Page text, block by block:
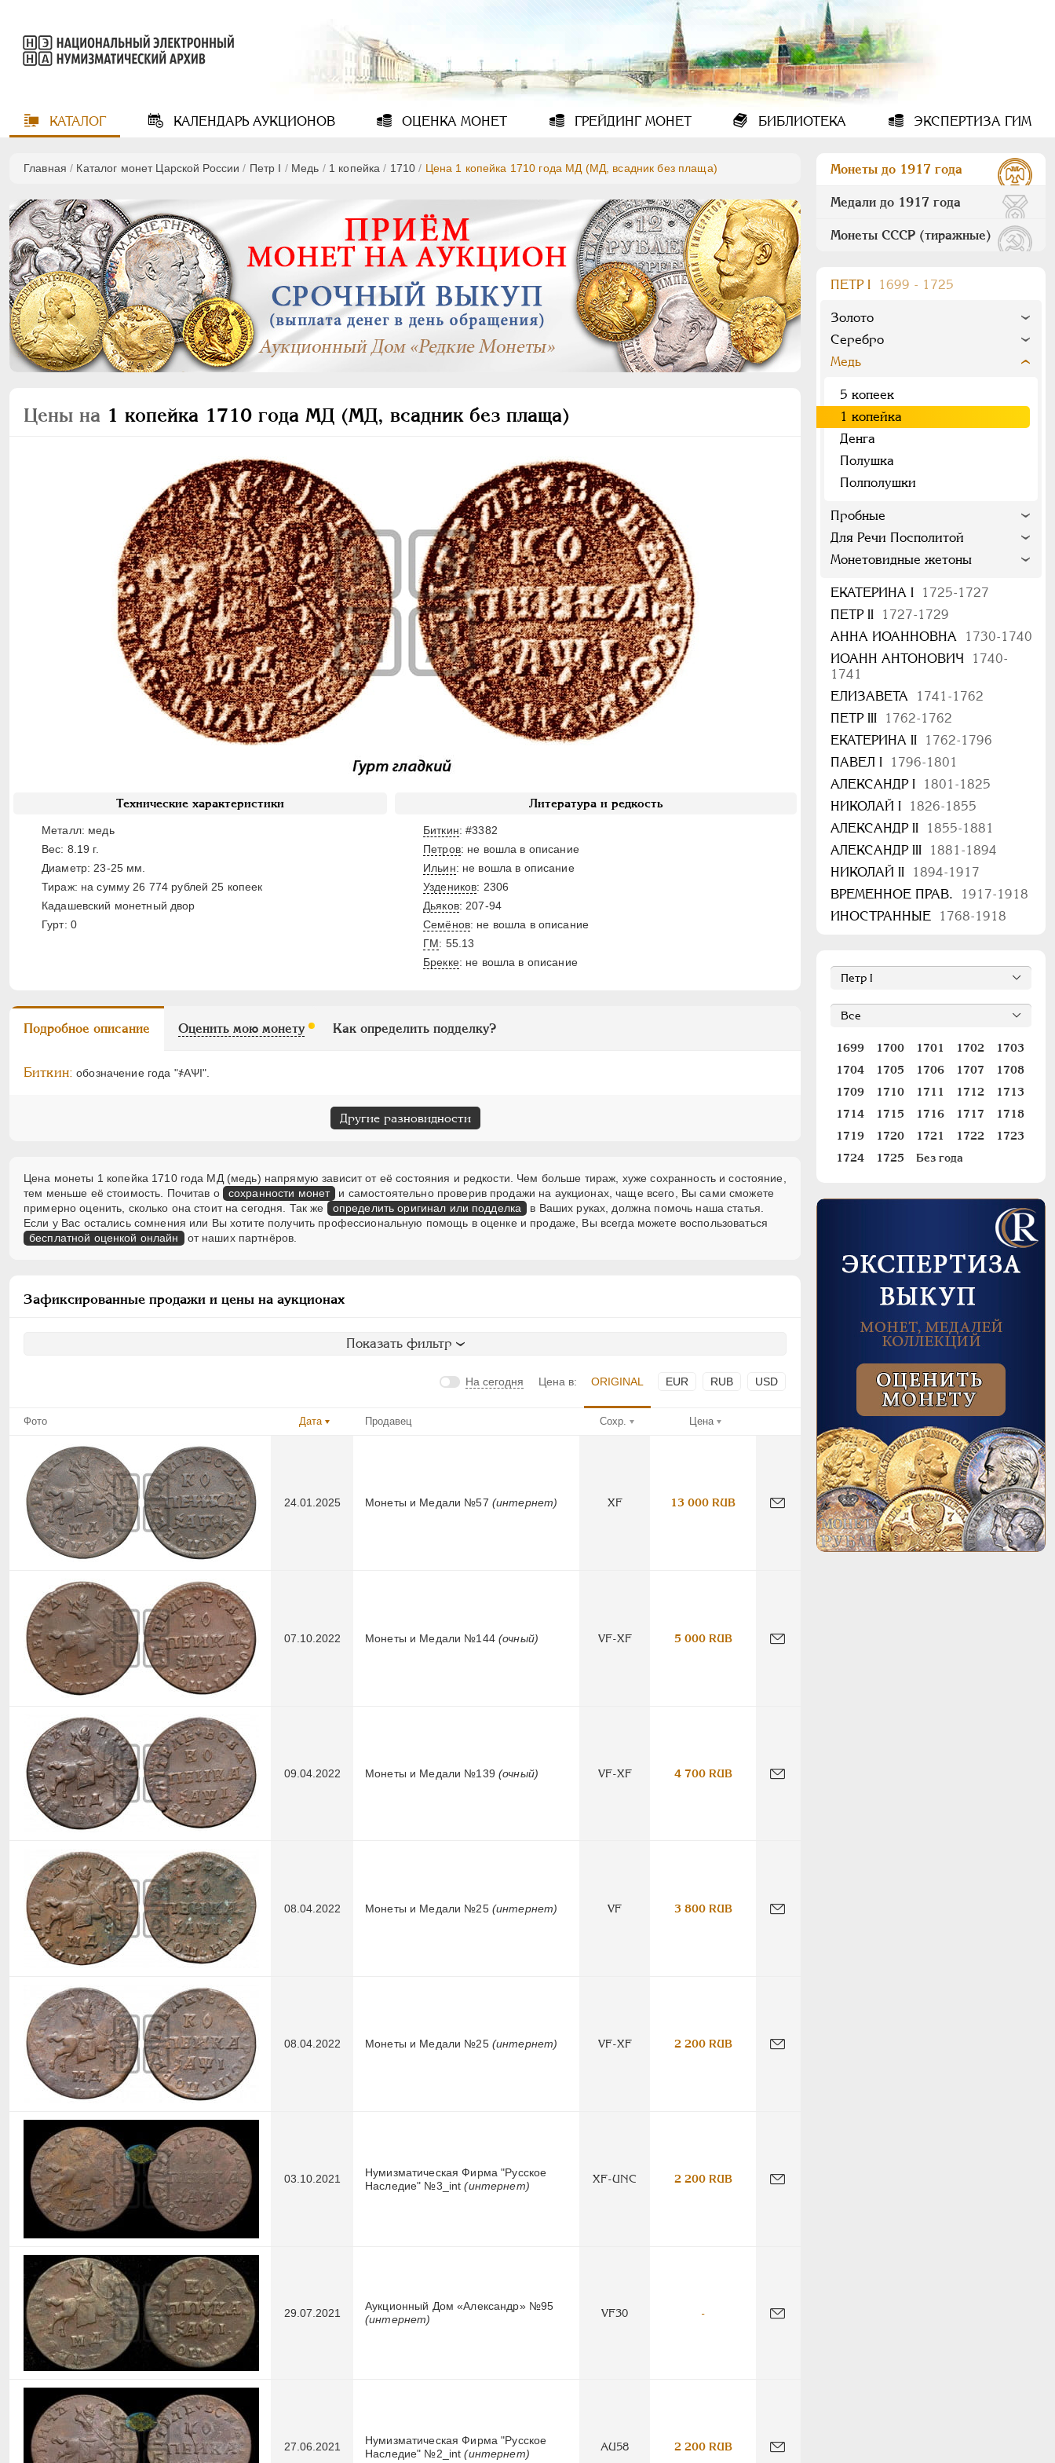
КАТАЛОГ КАЛЕНДАРЬАУКЦИОНОВ ОЦЕНКА МОНЕТ ГРЕЙДИНГМОНЕТ БИБЛИОТЕКА ЭКСПЕРТИЗА ГИМ
Главная / Каталог монет Царской России / Пeтр I / Медь / 1 копейка / 1710 / Цена 1 копейка 1710 года МД (МД, всадник без плаща)
Цены на 1 копейка 1710 года МД (МД, всадник без плаща)
Технические характеристики
Металл: медь
Вес: 8.19 г.
Диаметр: 23-25 мм.
Тираж: на сумму 26 774 рублей 25 копеек
Кадашевский монетный двор
Гурт: 0
Литература и редкость
Биткин: #3382
Петров: не вошла в описание
Ильин: не вошла в описание
Уздеников: 2306
Дьяков: 207-94
Семёнов: не вошла в описание
ГМ: 55.13
Брекке: не вошла в описание
Подробное описание Оценить мою монету Как определить подделку?
Биткин: обозначение года "҂АѰI".
Другие разновидности
Цена монеты 1 копейка 1710 года МД (медь) напрямую зависит от её состояния и редкости. Чем больше тираж, хуже сохранность и состояние,
тем меньше её стоимость. Почитав о
сохранности монет
и самостоятельно проверив продажи на аукционах, чаще всего, Вы сами сможете
примерно оценить, сколько она стоит на сегодня. Так же
определить оригинал или подделка
в Ваших руках, должна помочь наша статья.
Если у Вас остались сомнения или Вы хотите получить профессиональную помощь в оценке и продаже, Вы всегда можете воспользоваться
бесплатной оценкой онлайн от наших партнёров.
Зафиксированные продажи и цены на аукционах
Показать фильтр
На сегодня Цена в: ORIGINAL EUR RUB USD
Фото Дата Продавец Сохр. Цена
24.01.2025 Монеты и Медали №57 (интернет) XF 13 000 RUB
07.10.2022 Монеты и Медали №144 (очный) VF-XF 5 000 RUB
09.04.2022 Монеты и Медали №139 (очный) VF-XF 4 700 RUB
08.04.2022 Монеты и Медали №25 (интернет) VF 3 800 RUB
08.04.2022 Монеты и Медали №25 (интернет) VF-XF 2 200 RUB
03.10.2021
Нумизматическая Фирма "Русское
Наследие" №3_int(интернет)
XF-UNC 2 200 RUB
29.07.2021
Аукционный Дом «Александр» №95
(интернет)
VF30 -
27.06.2021
Нумизматическая Фирма "Русское
Наследие" №2_int(интернет)
AU58 2 200 RUB
Монеты до 1917 года
Медали до 1917 года
Монеты СССР (тиражные)
ПEТР I 1699 - 1725
Золото
Серебро
Медь
5 копеек
1 копейка
Денга
Полушка
Полполушки
Пробные
Для Речи Посполитой
Монетовидные жетоны
ЕКАТЕРИНА I
1725-1727
ПЕТР II
1727-1729
АННА ИОАННОВНА
1730-1740
ИОАНН АНТОНОВИЧ
1740-
1741
ЕЛИЗАВЕТА
1741-1762
ПЕТР III
1762-1762
ЕКАТЕРИНА II
1762-1796
ПАВЕЛ I
1796-1801
АЛЕКСАНДР I
1801-1825
НИКОЛАЙ I
1826-1855
АЛЕКСАНДР II
1855-1881
АЛЕКСАНДР III
1881-1894
НИКОЛАЙ II
1894-1917
ВРЕМЕННОЕ ПРАВ.
1917-1918
ИНОСТРАННЫЕ
1768-1918
1699 1700 1701 1702
1703
1704
1705 1706 1707
1708
1709
1710 1711 1712
1713
1714
1715 1716 1717
1718
1719
1720 1721 1722
1723
1724
1725 Без года